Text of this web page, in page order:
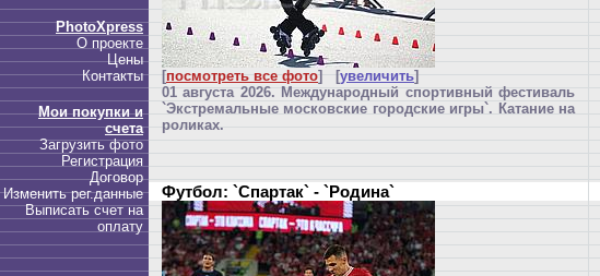
PhotoXpress
О проекте
Цены
Контакты
Мои покупки и
счета
Загрузить фото
Регистрация
Договор
Изменить рег.данные
Выписать счет на
оплату
[посмотреть все фото] [увеличить]
01 августа 2026. Международный спортивный фестиваль
`Экстремальные московские городские игры`. Катание на
роликах.
Футбол: `Спартак` - `Родина`